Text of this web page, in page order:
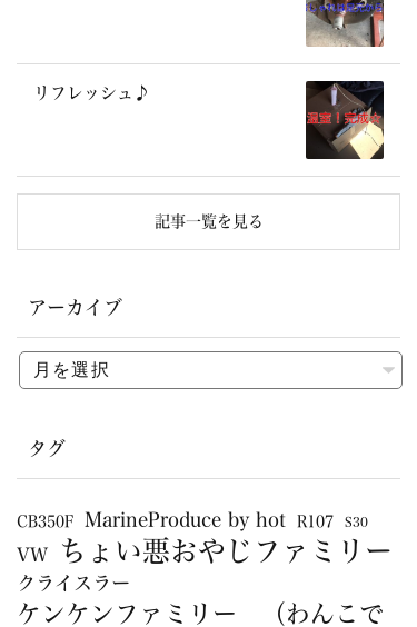
リフレッシュ♪
記事一覧を見る
アーカイブ
タグ
CB350F MarineProduce by hot R107 S30
VW ちょい悪おやじファミリー
クライスラー
ケンケンファミリー （わんこで